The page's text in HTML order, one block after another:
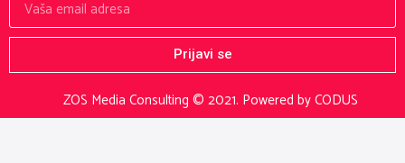
ZOS Media Consulting © 2021. Powered by CODUS
Prijavi se